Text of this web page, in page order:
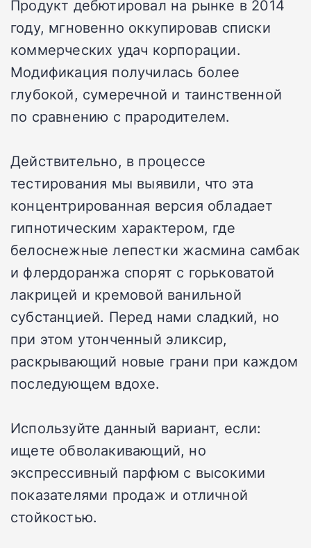
Продукт дебютировал на рынке в 2014
году, мгновенно оккупировав списки
коммерческих удач корпорации.
Модификация получилась более
глубокой, сумеречной и таинственной
по сравнению с прародителем.
Действительно, в процессе
тестирования мы выявили, что эта
концентрированная версия обладает
гипнотическим характером, где
белоснежные лепестки жасмина самбак
и флердоранжа спорят с горьковатой
лакрицей и кремовой ванильной
субстанцией. Перед нами сладкий, но
при этом утонченный эликсир,
раскрывающий новые грани при каждом
последующем вдохе.
Используйте данный вариант, если:
ищете обволакивающий, но
экспрессивный парфюм с высокими
показателями продаж и отличной
стойкостью.